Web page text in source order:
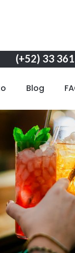
(+52) 33
Blog